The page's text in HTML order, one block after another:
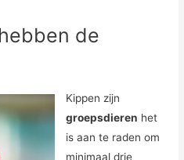
de
Kippen zijn
groepsdieren het
is aan te raden om
minimaal drie